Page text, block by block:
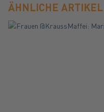
ÄHNLICHE ARTIKEL